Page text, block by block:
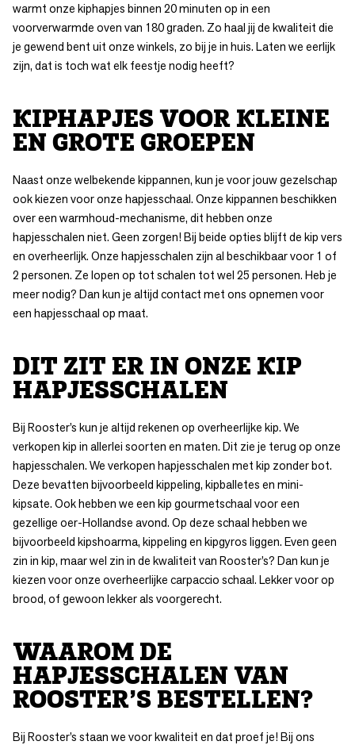
warmt onze kiphapjes binnen 20 minuten op in een
voorverwarmde oven van 180 graden. Zo haal jij de kwaliteit die
je gewend bent uit onze winkels, zo bij je in huis. Laten we eerlijk
zijn, dat is toch wat elk feestje nodig heeft?
KIPHAPJES VOOR KLEINE
EN GROTE GROEPEN
Naast onze welbekende kippannen, kun je voor jouw gezelschap
ook kiezen voor onze hapjesschaal. Onze kippannen beschikken
over een warmhoud-mechanisme, dit hebben onze
hapjesschalen niet. Geen zorgen! Bij beide opties blijft de kip vers
en overheerlijk. Onze hapjesschalen zijn al beschikbaar voor 1 of
2 personen. Ze lopen op tot schalen tot wel 25 personen. Heb je
meer nodig? Dan kun je altijd contact met ons opnemen voor
een hapjesschaal op maat.
DIT ZIT ER IN ONZE KIP
HAPJESSCHALEN
Bij Rooster’s kun je altijd rekenen op overheerlijke kip. We
verkopen kip in allerlei soorten en maten. Dit zie je terug op onze
hapjesschalen. We verkopen hapjesschalen met kip zonder bot.
Deze bevatten bijvoorbeeld kippeling, kipballetes en mini-
kipsate. Ook hebben we een kip gourmetschaal voor een
gezellige oer-Hollandse avond. Op deze schaal hebben we
bijvoorbeeld kipshoarma, kippeling en kipgyros liggen. Even geen
zin in kip, maar wel zin in de kwaliteit van Rooster’s? Dan kun je
kiezen voor onze overheerlijke carpaccio schaal. Lekker voor op
brood, of gewoon lekker als voorgerecht.
WAAROM DE
HAPJESSCHALEN VAN
ROOSTER’S BESTELLEN?
Bij Rooster’s staan we voor kwaliteit en dat proef je! Bij ons